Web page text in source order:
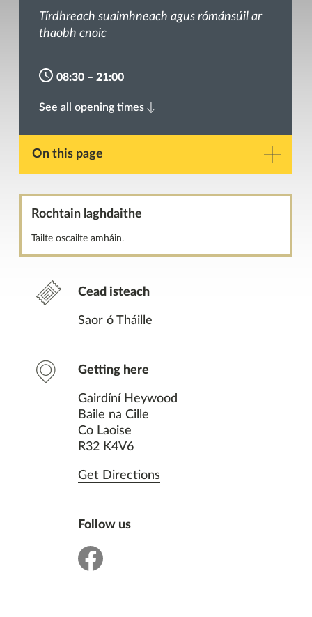
Tírdhreach suaimhneach agus rómánsúil ar
thaobh cnoic
08:30 – 21:00
See all opening times
On this page
Réamhrá
Gailearaí
Teagmháil
Suíomhanna cóngarach
B’fhéidir gur mhaith leat freisin
Rochtain laghdaithe
Tailte oscailte amháin.
Cead isteach
Saor ó Tháille
Getting here
Gairdíní Heywood
Baile na Cille
Co Laoise
R32 K4V6
Get Directions
Follow us
facebook